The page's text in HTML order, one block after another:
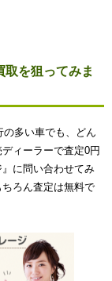
を狙ってみま
多い車でも、どん
ィーラーで査定0円
に問い合わせてみ
ろん査定は無料で